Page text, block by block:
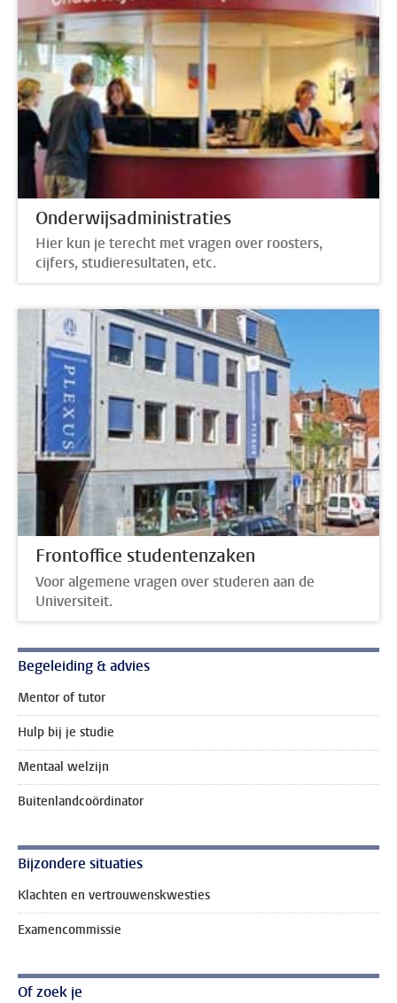
Onderwijsadministraties
Hier kun je terecht met vragen over roosters,
cijfers, studieresultaten, etc.
Frontoffice studentenzaken
Voor algemene vragen over studeren aan de
Universiteit.
Begeleiding & advies
Mentor of tutor
Hulp bij je studie
Mentaal welzijn
Buitenlandcoördinator
Bijzondere situaties
Klachten en vertrouwenskwesties
Examencommissie
Of zoek je